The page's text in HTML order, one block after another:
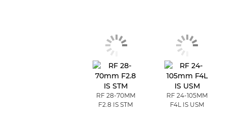
RF 28-70MM
F2.8 IS STM
RF 24-105MM
F4L IS USM